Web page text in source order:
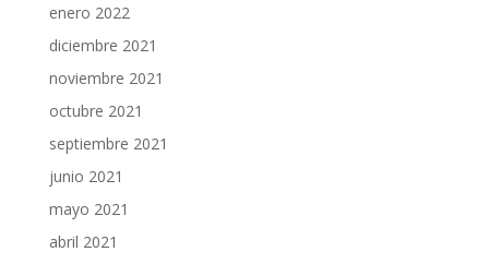
enero 2022
diciembre 2021
noviembre 2021
octubre 2021
septiembre 2021
junio 2021
mayo 2021
abril 2021